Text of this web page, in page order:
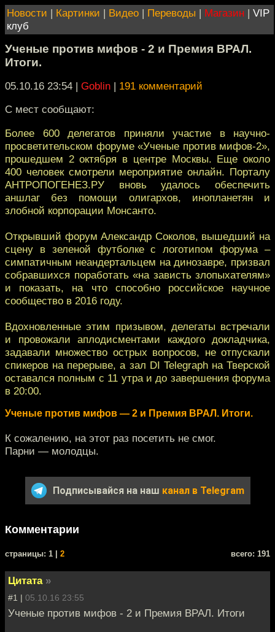
Новости | Картинки | Видео | Переводы | Магазин | VIP
клуб
Ученые против мифов - 2 и Премия ВРАЛ.
Итоги.
05.10.16 23:54 | Goblin | 191 комментарий
С мест сообщают:
Более 600 делегатов приняли участие в научно-
просветительском форуме «Ученые против мифов-2»,
прошедшем 2 октября в центре Москвы. Еще около
400 человек смотрели мероприятие онлайн. Порталу
АНТРОПОГЕНЕЗ.РУ вновь удалось обеспечить
аншлаг без помощи олигархов, инопланетян и
злобной корпорации Монсанто.
Открывший форум Александр Соколов, вышедший на
сцену в зеленой футболке с логотипом форума –
симпатичным неандертальцем на динозавре, призвал
собравшихся поработать «на зависть злопыхателям»
и показать, на что способно российское научное
сообщество в 2016 году.
Вдохновленные этим призывом, делегаты встречали
и провожали аплодисментами каждого докладчика,
задавали множество острых вопросов, не отпускали
спикеров на перерыве, а зал DI Telegraph на Тверской
оставался полным с 11 утра и до завершения форума
в 20:00.
Ученые против мифов — 2 и Премия ВРАЛ. Итоги.
К сожалению, на этот раз посетить не смог.
Парни — молодцы.
Подписывайся на наш канал в Telegram
Комментарии
cтраницы: 1 | 2 всего: 191
Цитата »
#1 | 05.10.16 23:55
Ученые против мифов - 2 и Премия ВРАЛ. Итоги